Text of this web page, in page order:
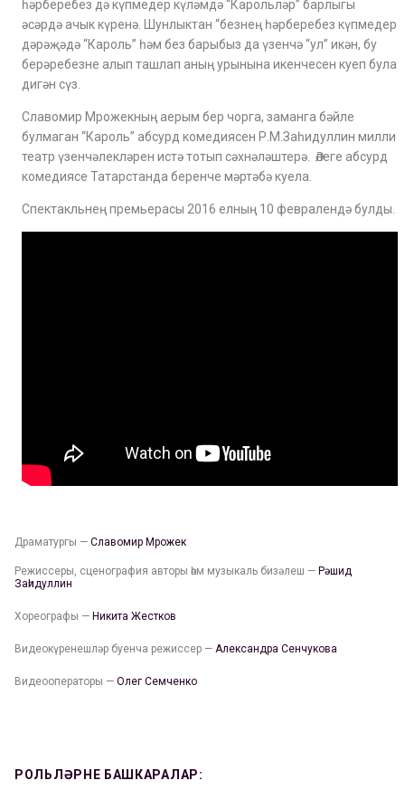
һәрберебез дә күпмедер күләмдә “Карольләр” барлыгы
әсәрдә ачык күренә. Шунлыктан “безнең һәрберебез күпмедер
дәрәҗәдә “Кароль” һәм без барыбыз да үзенчә “ул” икән, бу
берәребезне алып ташлап аның урынына икенчесен куеп була
дигән сүз.
Славомир Мрожекның аерым бер чорга, заманга бәйле
булмаган “Кароль” абсурд комедиясен Р.М.Заһидуллин милли
театр үзенчәлекләрен истә тотып сәхнәләштерә. Әлеге абсурд
комедиясе Татарстанда беренче мәртәбә куела.
Спектакльнең премьерасы 2016 елның 10 февралендә булды.
Драматургы — Славомир Мрожек
Режиссеры, сценография авторы һәм музыкаль бизәлеш — Рәшид
Заһидуллин
Хореографы — Никита Жестков
Видеокүренешләр буенча режиссер — Александра Сенчукова
Видеооператоры — Олег Семченко
РОЛЬЛӘРНЕ БАШКАРАЛАР: